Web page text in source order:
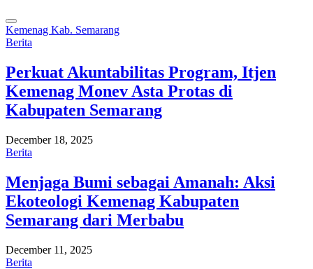
Kemenag Kab. Semarang
Berita
Perkuat Akuntabilitas Program, Itjen
Kemenag Monev Asta Protas di
Kabupaten Semarang
December 18, 2025
Berita
Menjaga Bumi sebagai Amanah: Aksi
Ekoteologi Kemenag Kabupaten
Semarang dari Merbabu
December 11, 2025
Berita